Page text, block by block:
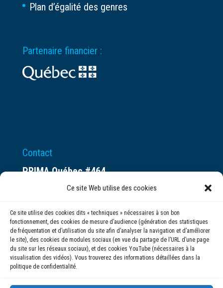
Ce site Web utilise des cookies
Ce site utilise des cookies dits « techniques » nécessaires à son bon
fonctionnement, des cookies de mesure d’audience (génération des statistiques
de fréquentation et d’utilisation du site afin d’analyser la navigation et d’améliorer
le site), des cookies de modules sociaux (en vue du partage de l’URL d’une page
du site sur les réseaux sociaux), et des cookies YouTube (nécessaires à la
visualisation des vidéos). Vous trouverez des informations détaillées dans la
politique de confidentialité.
Plan d’égalité des genres
Partenaire financier :
Contact
PRIMA Québec #464
Espace ax.c
Montréal (QC) H3C 0B4
(514) 284-0211